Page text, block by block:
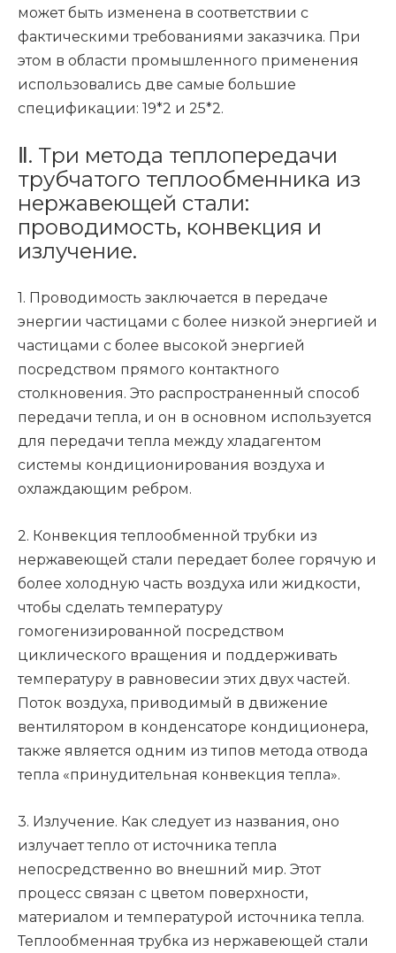
может быть изменена в соответствии с
фактическими требованиями заказчика. При
этом в области промышленного применения
использовались две самые большие
спецификации: 19*2 и 25*2.
Ⅱ. Три метода теплопередачи
трубчатого теплообменника из
нержавеющей стали:
проводимость, конвекция и
излучение.
1. Проводимость заключается в передаче
энергии частицами с более низкой энергией и
частицами с более высокой энергией
посредством прямого контактного
столкновения. Это распространенный способ
передачи тепла, и он в основном используется
для передачи тепла между хладагентом
системы кондиционирования воздуха и
охлаждающим ребром.
2. Конвекция теплообменной трубки из
нержавеющей стали передает более горячую и
более холодную часть воздуха или жидкости,
чтобы сделать температуру
гомогенизированной посредством
циклического вращения и поддерживать
температуру в равновесии этих двух частей.
Поток воздуха, приводимый в движение
вентилятором в конденсаторе кондиционера,
также является одним из типов метода отвода
тепла «принудительная конвекция тепла».
3. Излучение. Как следует из названия, оно
излучает тепло от источника тепла
непосредственно во внешний мир. Этот
процесс связан с цветом поверхности,
материалом и температурой источника тепла.
Теплообменная трубка из нержавеющей стали